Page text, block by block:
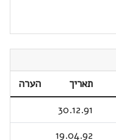
תאריך
הערה
30.12.91
19.04.92